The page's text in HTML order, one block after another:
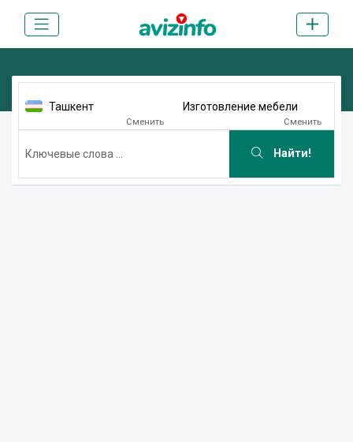
Ташкент
Сменить
Изготовление мебели
Сменить
Найти!